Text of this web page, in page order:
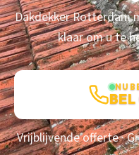
Dakdekker Rotterdam
klaar om u te
NU
Vrijblijvende offerte ·